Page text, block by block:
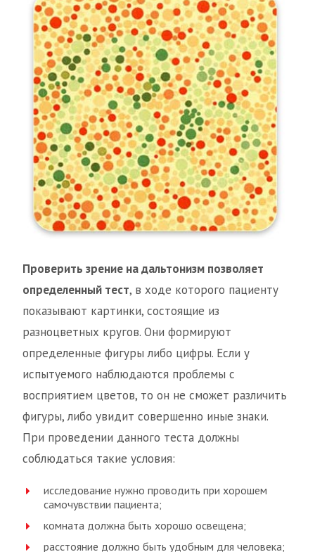
Проверить зрение на дальтонизм позволяет
определенный тест, в ходе которого пациенту
показывают картинки, состоящие из
разноцветных кругов. Они формируют
определенные фигуры либо цифры. Если у
испытуемого наблюдаются проблемы с
восприятием цветов, то он не сможет различить
фигуры, либо увидит совершенно иные знаки.
При проведении данного теста должны
соблюдаться такие условия:
исследование нужно проводить при хорошем
самочувствии пациента;
комната должна быть хорошо освещена;
расстояние должно быть удобным для человека;